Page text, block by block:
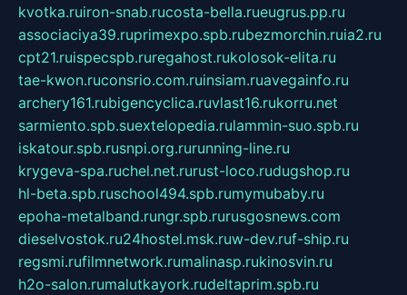
kvotka.ruiron-snab.rucosta-bella.rueugrus.pp.ru
associaciya39.ruprimexpo.spb.rubezmorchin.ruia2.ru
cpt21.ruispecspb.ruregahost.rukolosok-elita.ru
tae-kwon.ruconsrio.com.ruinsiam.ruavegainfo.ru
archery161.rubigencyclica.ruvlast16.rukorru.net
sarmiento.spb.suextelopedia.rulammin-suo.spb.ru
iskatour.spb.rusnpi.org.rurunning-line.ru
krygeva-spa.ruchel.net.rurust-loco.rudugshop.ru
hl-beta.spb.ruschool494.spb.rumymubaby.ru
epoha-metalband.rungr.spb.rurusgosnews.com
dieselvostok.ru24hostel.msk.ruw-dev.ruf-ship.ru
regsmi.rufilmnetwork.rumalinasp.rukinosvin.ru
h2o-salon.rumalutkayork.rudeltaprim.spb.ru